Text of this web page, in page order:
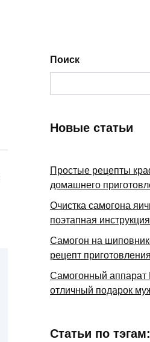
Поиск
Новые статьи
Простые рецепты
домашнего
Очистка самогона
поэтапная
Самогон на
рецепт приготовления
Самогонный
отличный подарок
Статьи по тэгам: